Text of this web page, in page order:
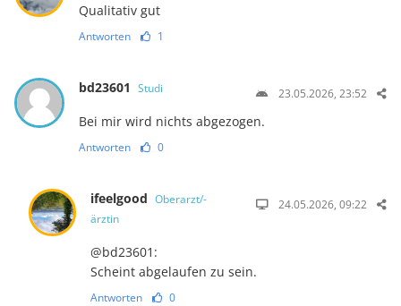
Qualitativ gut
Antworten 1
bd23601 Studi 23.05.2026, 23:52
Bei mir wird nichts abgezogen.
Antworten 0
ifeelgood Oberarzt/-
ärztin
24.05.2026, 09:22
@bd23601:
Scheint abgelaufen zu sein.
Antworten 0